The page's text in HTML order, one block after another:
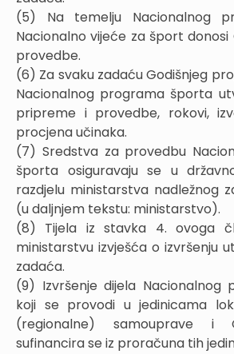
(5) Na temelju Nacionalnog
Nacionalno vijeće za šport
provedbe.
(6) Za svaku zadaću Godišnjeg
Nacionalnog programa športa
pripreme i provedbe, rokovi,
procjena učinaka.
(7) Sredstva za provedbu
športa osiguravaju se u
razdjelu ministarstva nadležnog
(u daljnjem tekstu: ministarstvo).
(8) Tijela iz stavka 4. ovoga
ministarstvu izvješća o izvršenju
zadaća.
(9) Izvršenje dijela Nacionalnog
koji se provodi u jedinicama
(regionalne) samouprave i
sufinancira se iz proračuna tih